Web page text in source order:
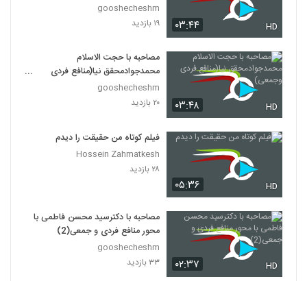
۰۳:۴۴ HD
gooshecheshm
۱۹ بازدید
۰۳:۴۸ HD
مصاحبه با حجت الاسلام
محمدجوادمحقق نیا(منافع فردی
وجمعی)
gooshecheshm
۲۰ بازدید
۰۵:۳۶ HD
فیلم کوتاه من حقیقت را دیدم
Hossein Zahmatkesh
۲۸ بازدید
۰۲:۳۷ HD
مصاحبه با دکترسید محسن فاطمی با
محور منافع فردی و جمعی(2)
gooshecheshm
۳۳ بازدید